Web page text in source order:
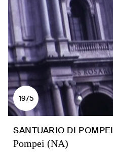
1975
SANTUARIO DI POMPEI
Pompei (NA)